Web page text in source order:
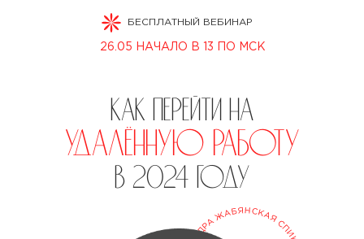
Как перейти на
в 2024 году
удалённую работу
БЕСПЛАТНЫЙ ВЕБИНАР
26.05 НАЧАЛО В 13 ПО МСК